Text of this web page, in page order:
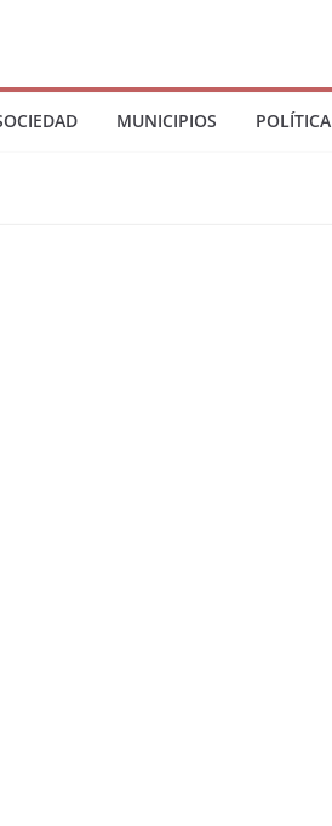
MUNICIPIOS POLÍTICA